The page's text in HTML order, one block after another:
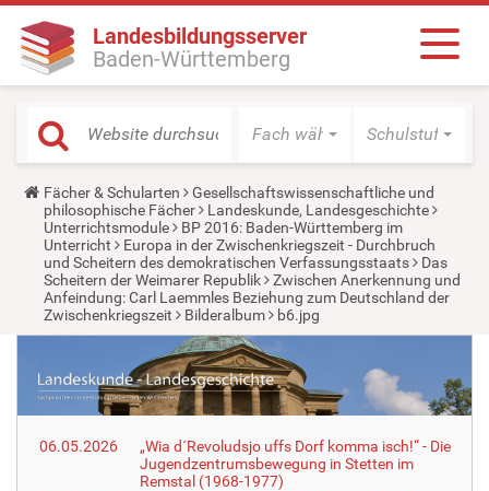
Landesbildungsserver
Baden-Württemberg
Fach wählen Schulstufe
Y
o
u
a
r
e
h
e
r
Fächer & Schularten
Gesellschaftswissenschaftliche und
philosophische Fächer
Landeskunde, Landesgeschichte
Unterrichtsmodule
BP 2016: Baden-Württemberg im
Unterricht
Europa in der Zwischenkriegszeit - Durchbruch
und Scheitern des demokratischen Verfassungsstaats
Das
Scheitern der Weimarer Republik
Zwischen Anerkennung und
Anfeindung: Carl Laemmles Beziehung zum Deutschland der
Zwischenkriegszeit
Bilderalbum b6.jpg
06.05.2026
„Wia d´Revoludsjo uffs Dorf komma isch!“ - Die
Jugendzentrumsbewegung in Stetten im
Remstal (1968-1977)